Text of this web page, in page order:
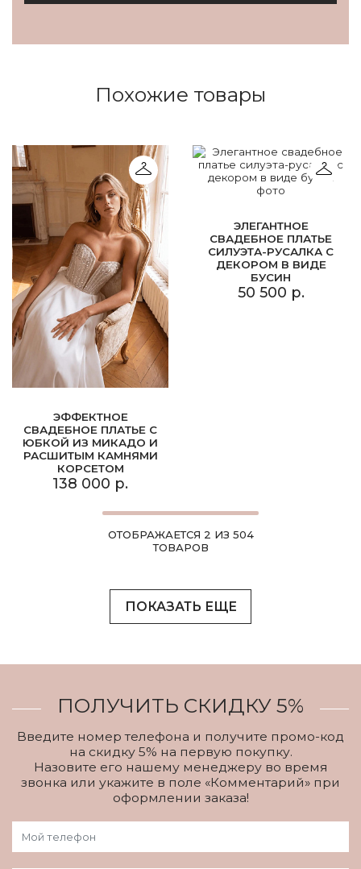
Похожие товары
ЭФФЕКТНОЕ
СВАДЕБНОЕ ПЛАТЬЕ С
ЮБКОЙ ИЗ МИКАДО И
РАСШИТЫМ КАМНЯМИ
КОРСЕТОМ
138 000 р.
ЭЛЕГАНТНОЕ
СВАДЕБНОЕ ПЛАТЬЕ
СИЛУЭТА-РУСАЛКА С
ДЕКОРОМ В ВИДЕ
БУСИН
50 500 р.
ОТОБРАЖАЕТСЯ 2 ИЗ 504
ТОВАРОВ
ПОКАЗАТЬ ЕЩЕ
ПОЛУЧИТЬ СКИДКУ 5%
Введите номер телефона и получите промо-код
на скидку 5% на первую покупку.
Назовите его нашему менеджеру во время
звонка или укажите в поле «Комментарий» при
оформлении заказа!